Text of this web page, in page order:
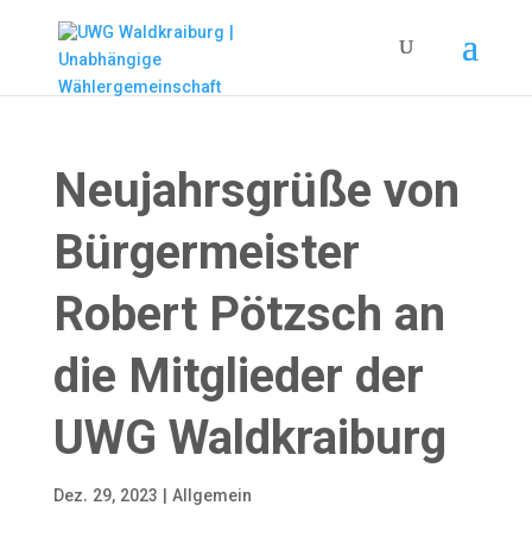
Neujahrsgrüße von
Bürgermeister
Robert Pötzsch an
die Mitglieder der
UWG Waldkraiburg
Dez. 29, 2023 | Allgemein